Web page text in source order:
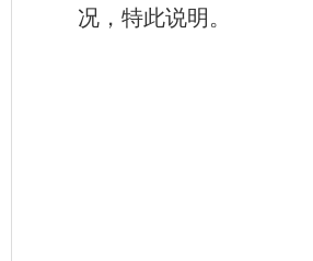
况，特此说明。